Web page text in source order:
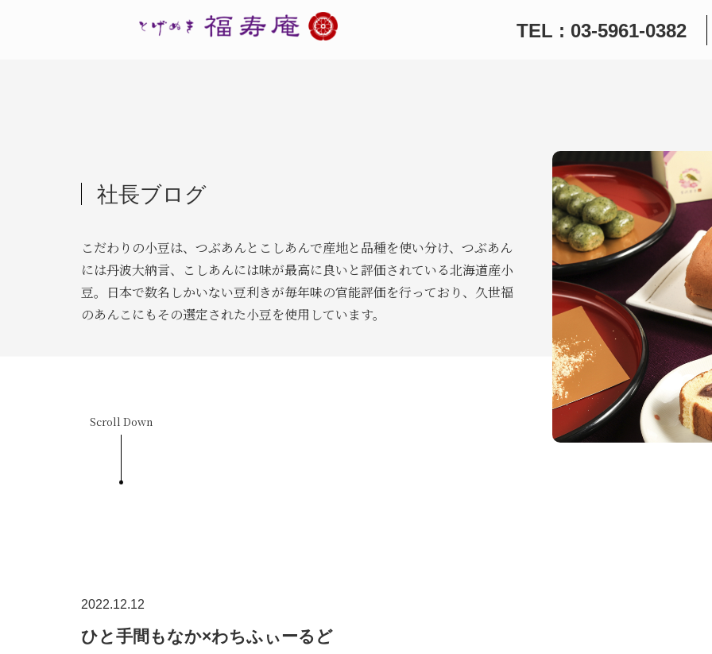
TEL : 03-5961-0382
社長ブログ
こだわりの小豆は、つぶあんとこしあんで産地と品種を使い分け、つぶあん
には丹波大納言、こしあんには味が最高に良いと評価されている北海道産小
豆。日本で数名しかいない豆利きが毎年味の官能評価を行っており、久世福
のあんこにもその選定された小豆を使用しています。
Scroll Down
2022.12.12
ひと手間もなか×わちふぃーるど